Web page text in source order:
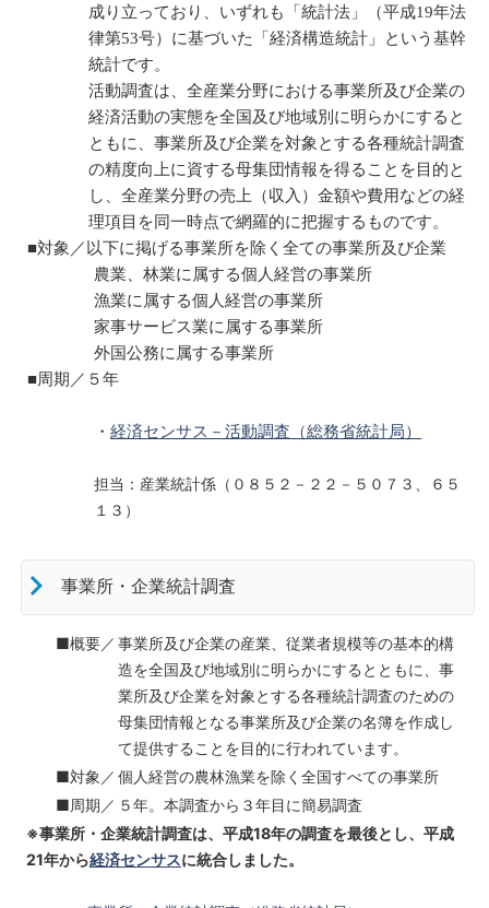
成り立っており、いずれも「統計法」（平成19年法
律第53号）に基づいた「経済構造統計」という基幹
統計です。
活動調査は、全産業分野における事業所及び企業の
経済活動の実態を全国及び地域別に明らかにすると
ともに、事業所及び企業を対象とする各種統計調査
の精度向上に資する母集団情報を得ることを目的と
し、全産業分野の売上（収入）金額や費用などの経
理項目を同一時点で網羅的に把握するものです。
■対象／以下に掲げる事業所を除く全ての事業所及び企業
農業、林業に属する個人経営の事業所
漁業に属する個人経営の事業所
家事サービス業に属する事業所
外国公務に属する事業所
■周期／５年
・経済センサス－活動調査（総務省統計局）
担当：産業統計係（０８５２－２２－５０７３、６５
１３）
事業所・企業統計調査
■概要／ 事業所及び企業の産業、従業者規模等の基本的構
造を全国及び地域別に明らかにするとともに、事
業所及び企業を対象とする各種統計調査のための
母集団情報となる事業所及び企業の名簿を作成し
て提供することを目的に行われています。
■対象／ 個人経営の農林漁業を除く全国すべての事業所
■周期／ ５年。本調査から３年目に簡易調査
※事業所・企業統計調査は、平成18年の調査を最後とし、平成
21年から経済センサスに統合しました。